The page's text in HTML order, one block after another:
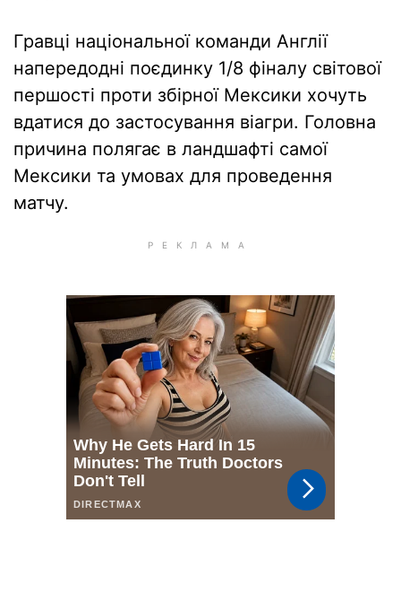
Гравці національної команди Англії
напередодні поєдинку 1/8 фіналу світової
першості проти збірної Мексики хочуть
вдатися до застосування віагри. Головна
причина полягає в ландшафті самої
Мексики та умовах для проведення
матчу.